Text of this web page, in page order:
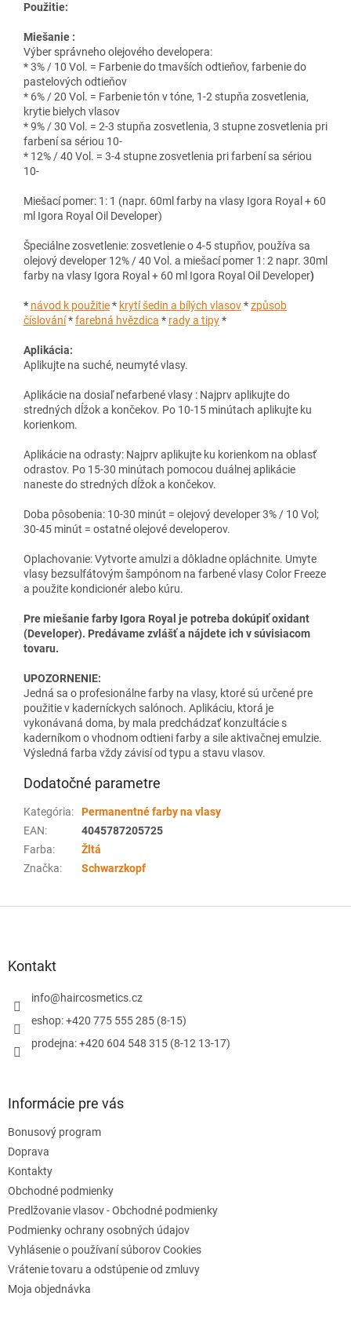
Použitie:
Miešanie :
Výber správneho olejového developera:
* 3% / 10 Vol. = Farbenie do tmavších odtieňov, farbenie do
pastelových odtieňov
* 6% / 20 Vol. = Farbenie tón v tóne, 1-2 stupňa zosvetlenia,
krytie bielych vlasov
* 9% / 30 Vol. = 2-3 stupňa zosvetlenia, 3 stupne zosvetlenia pri
farbení sa sériou 10-
* 12% / 40 Vol. = 3-4 stupne zosvetlenia pri farbení sa sériou
10-
Miešací pomer: 1: 1 (napr. 60ml farby na vlasy Igora Royal + 60
ml Igora Royal Oil Developer)
Špeciálne zosvetlenie: zosvetlenie o 4-5 stupňov, používa sa
olejový developer 12% / 40 Vol. a miešací pomer 1: 2 napr. 30ml
farby na vlasy Igora Royal + 60 ml Igora Royal Oil Developer)
* návod k použitie* krytí šedin a bílých vlasov*způsob
číslování*farebná hvězdica * rady a tipy*
Aplikácia:
Aplikujte na suché, neumyté vlasy.
Aplikácie na dosiaľ nefarbené vlasy : Najprv aplikujte do
stredných dĺžok a končekov. Po 10-15 minútach aplikujte ku
korienkom.
Aplikácie na odrasty: Najprv aplikujte ku korienkom na oblasť
odrastov. Po 15-30 minútach pomocou duálnej aplikácie
naneste do stredných dĺžok a končekov.
Doba pôsobenia: 10-30 minút = olejový developer 3% / 10 Vol;
30-45 minút = ostatné olejové developerov.
Oplachovanie: Vytvorte amulzi a dôkladne opláchnite. Umyte
vlasy bezsulfátovým šampónom na farbené vlasy Color Freeze
a použite kondicionér alebo kúru.
Pre miešanie farby Igora Royal je potreba dokúpiť oxidant
(Developer). Predávame zvlášť a nájdete ich v súvisiacom
tovaru.
UPOZORNENIE:
Jedná sa o profesionálne farby na vlasy, ktoré sú určené pre
použitie v kaderníckych salónoch. Aplikáciu, ktorá je
vykonávaná doma, by mala predchádzať konzultácie s
kaderníkom o vhodnom odtieni farby a sile aktivačnej emulzie.
Výsledná farba vždy závisí od typu a stavu vlasov.
Dodatočné parametre
Kategória:
Permanentné farby na vlasy
EAN:
4045787205725
Farba:
Žltá
Značka: Schwarzkopf
Kontakt
info@haircosmetics.cz
eshop: +420 775 555 285 (8-15)
prodejna: +420 604 548 315 (8-12 13-17)
Informácie pre vás
Bonusový program
Doprava
Kontakty
Obchodné podmienky
Predlžovanie vlasov - Obchodné podmienky
Podmienky ochrany osobných údajov
Vyhlásenie o používaní súborov Cookies
Vrátenie tovaru a odstúpenie od zmluvy
Moja objednávka